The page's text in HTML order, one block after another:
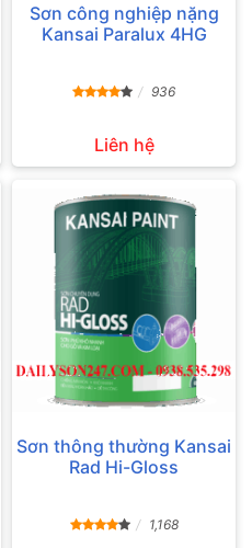
Sơn công nghiệp nặng
Kansai Paralux 4HG
936
Liên hệ
Sơn thông thường Kansai
Rad Hi-Gloss
1,168